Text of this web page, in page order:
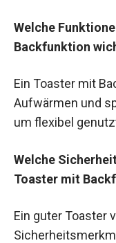
Welche
Backfunktion
Ein Toaster mit
Aufwärmen und
um flexibel
Welche
Toaster mit
Ein guter Toaster